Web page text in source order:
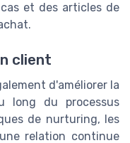
et des articles de
client
d'améliorer la
long du processus
de nurturing, les
relation continue